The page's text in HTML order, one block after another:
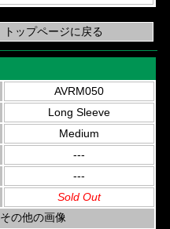
AVRM050
Long Sleeve
Medium
---
---
Sold Out
その他の画像